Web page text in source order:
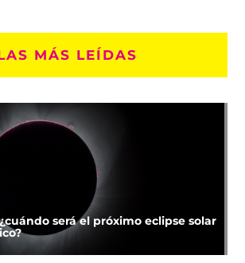
MÁS LEÍDAS
será el próximo eclipse solar